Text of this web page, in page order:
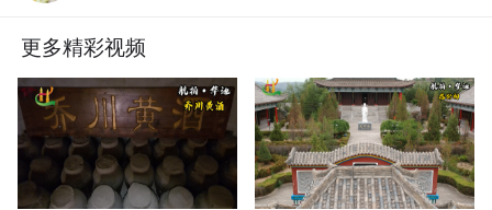
更多精彩视频